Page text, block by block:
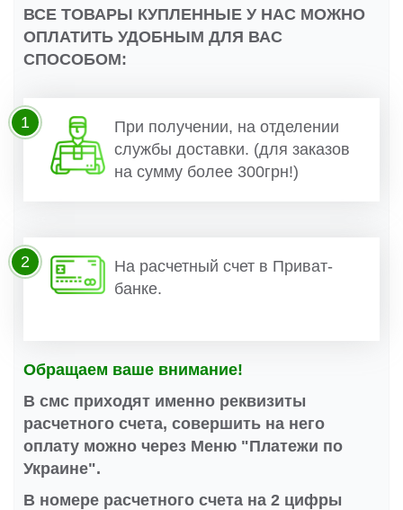
ВСЕ ТОВАРЫ КУПЛЕННЫЕ У НАС МОЖНО
ОПЛАТИТЬ УДОБНЫМ ДЛЯ ВАС
СПОСОБОМ:
При получении, на отделении
службы доставки. (для заказов
на сумму более 300грн!)
1
На расчетный счет в Приват-
банке.
2
Обращаем ваше внимание!
В смс приходят именно реквизиты
расчетного счета, совершить на него
оплату можно через Меню "Платежи по
Украине".
В номере расчетного счета на 2 цифры